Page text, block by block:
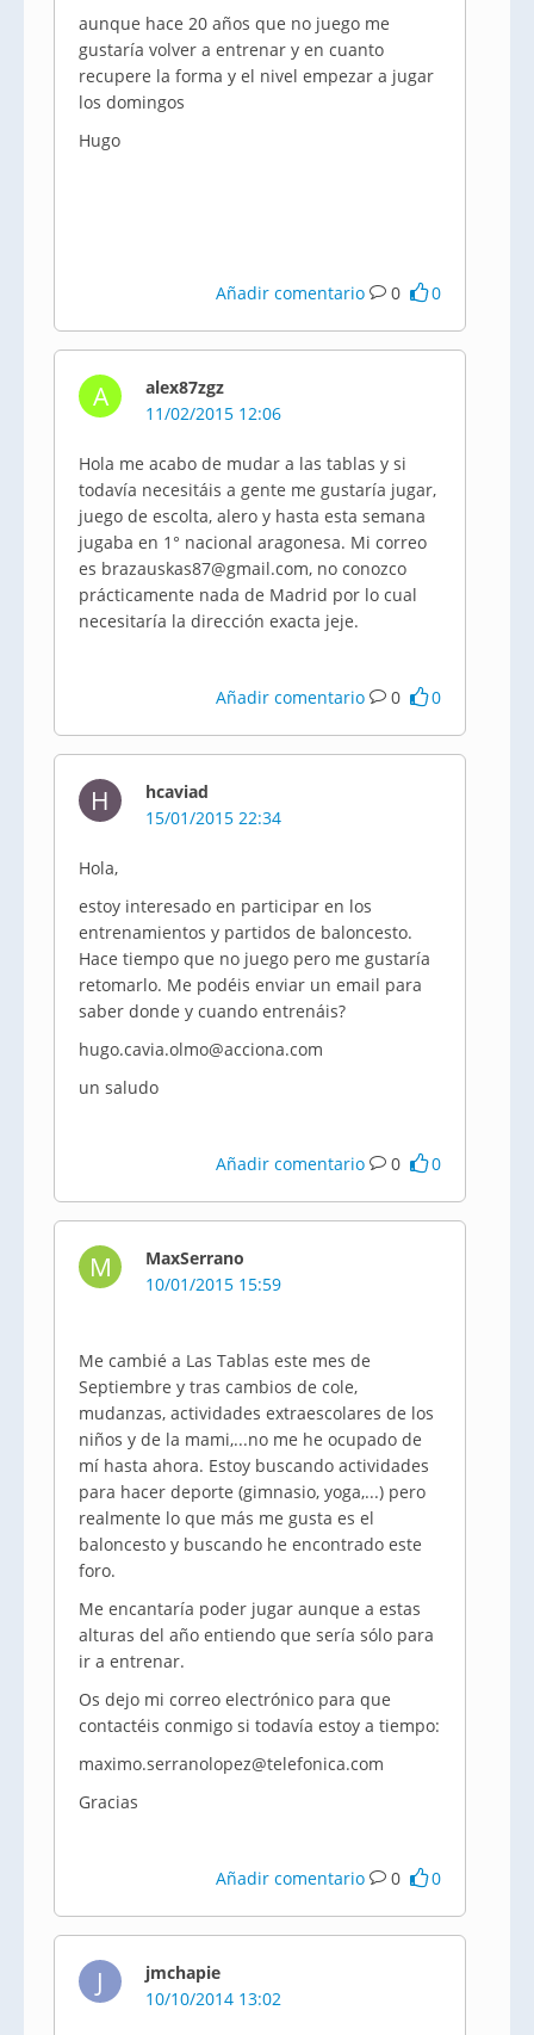
aunque hace 20 años que no juego me
gustaría volver a entrenar y en cuanto
recupere la forma y el nivel empezar a jugar
los domingos
Hugo
Añadir comentario 0 0
A
alex87zgz
11/02/2015 12:06
Hola me acabo de mudar a las tablas y si
todavía necesitáis a gente me gustaría jugar,
juego de escolta, alero y hasta esta semana
jugaba en 1° nacional aragonesa. Mi correo
es brazauskas87@gmail.com, no conozco
prácticamente nada de Madrid por lo cual
necesitaría la dirección exacta jeje.
Añadir comentario 0 0
H
hcaviad
15/01/2015 22:34
Hola,
estoy interesado en participar en los
entrenamientos y partidos de baloncesto.
Hace tiempo que no juego pero me gustaría
retomarlo. Me podéis enviar un email para
saber donde y cuando entrenáis?
hugo.cavia.olmo@acciona.com
un saludo
Añadir comentario 0 0
M
MaxSerrano
10/01/2015 15:59
Me cambié a Las Tablas este mes de
Septiembre y tras cambios de cole,
mudanzas, actividades extraescolares de los
niños y de la mami,...no me he ocupado de
mí hasta ahora. Estoy buscando actividades
para hacer deporte (gimnasio, yoga,...) pero
realmente lo que más me gusta es el
baloncesto y buscando he encontrado este
foro.
Me encantaría poder jugar aunque a estas
alturas del año entiendo que sería sólo para
ir a entrenar.
Os dejo mi correo electrónico para que
contactéis conmigo si todavía estoy a tiempo:
maximo.serranolopez@telefonica.com
Gracias
Añadir comentario 0 0
J
jmchapie
10/10/2014 13:02